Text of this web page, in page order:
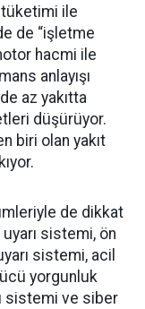
tüketimi ile
de “işletme
hacmi ile
anlayışı
az yakıtta
düşürüyor.
biri olan yakıt
de dikkat
sistemi, ön
sistemi, acil
yorgunluk
sistemi ve siber